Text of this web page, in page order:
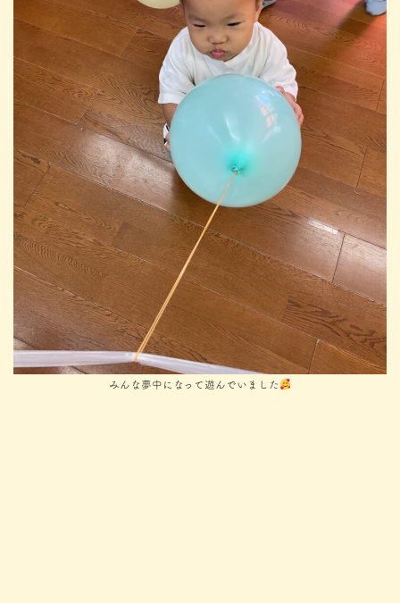
みんな夢中になって遊んでいました